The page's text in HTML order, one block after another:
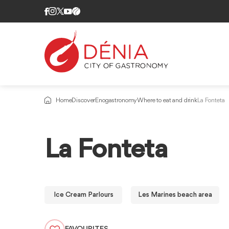
HomeDiscoverEnogastronomyWhere to eat and drinkLa Fonteta
La Fonteta
Ice Cream Parlours Les Marines beach area